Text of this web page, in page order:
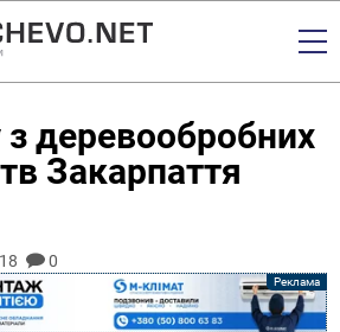
деревообробних
Закарпаття
18 0